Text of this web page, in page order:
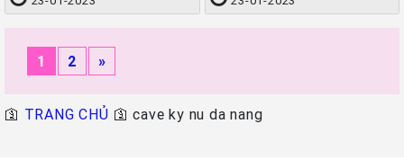
1 2 »
🛐 TRANG CHỦ 🛐cave ky nu da nang